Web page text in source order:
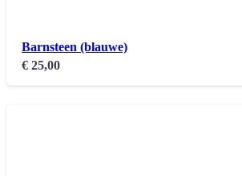
Barnsteen (blauwe)
€ 25,00